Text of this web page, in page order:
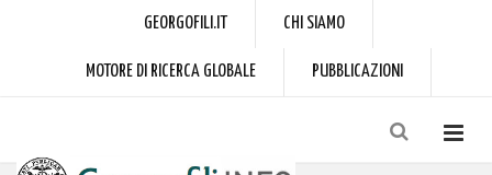
GEORGOFILI.IT CHI SIAMO
MOTORE DI RICERCA GLOBALE PUBBLICAZIONI